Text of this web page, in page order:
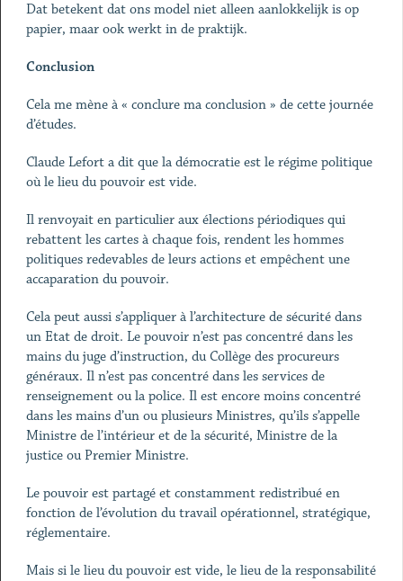
Dat betekent dat ons model niet alleen aanlokkelijk is op
papier, maar ook werkt in de praktijk.
Conclusion
Cela me mène à « conclure ma conclusion » de cette journée
d’études.
Claude Lefort a dit que la démocratie est le régime politique
où le lieu du pouvoir est vide.
Il renvoyait en particulier aux élections périodiques qui
rebattent les cartes à chaque fois, rendent les hommes
politiques redevables de leurs actions et empêchent une
accaparation du pouvoir.
Cela peut aussi s’appliquer à l’architecture de sécurité dans
un Etat de droit. Le pouvoir n’est pas concentré dans les
mains du juge d’instruction, du Collège des procureurs
généraux. Il n’est pas concentré dans les services de
renseignement ou la police. Il est encore moins concentré
dans les mains d’un ou plusieurs Ministres, qu’ils s’appelle
Ministre de l’intérieur et de la sécurité, Ministre de la
justice ou Premier Ministre.
Le pouvoir est partagé et constamment redistribué en
fonction de l’évolution du travail opérationnel, stratégique,
réglementaire.
Mais si le lieu du pouvoir est vide, le lieu de la responsabilité